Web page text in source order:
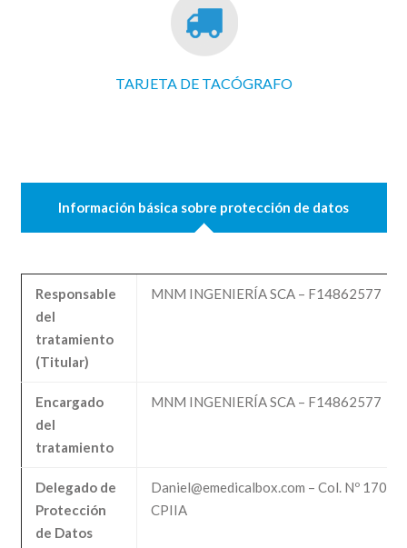
TARJETA DE TACÓGRAFO
Información básica sobre protección de datos
Responsable
del
tratamiento
(Titular)
MNM INGENIERÍA SCA – F14862577
Encargado
del
tratamiento
MNM INGENIERÍA SCA – F14862577
Delegado de
Protección
de Datos
Daniel@emedicalbox.com – Col. Nº 170
CPIIA